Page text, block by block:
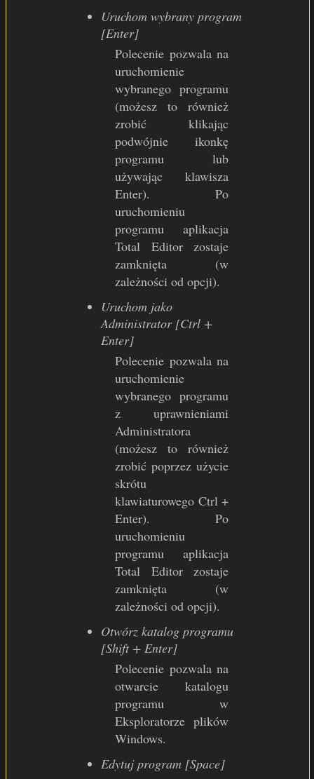
Uruchom wybrany program
[Enter]
Polecenie pozwala na
uruchomienie
wybranego programu
(możesz to również
zrobić klikając
podwójnie ikonkę
programu lub
używając klawisza
Enter). Po
uruchomieniu
programu aplikacja
Total Editor zostaje
zamknięta (w
zależności od opcji).
Uruchom jako
Administrator [Ctrl +
Enter]
Polecenie pozwala na
uruchomienie
wybranego programu
z uprawnieniami
Administratora
(możesz to również
zrobić poprzez użycie
skrótu
klawiaturowego Ctrl +
Enter). Po
uruchomieniu
programu aplikacja
Total Editor zostaje
zamknięta (w
zależności od opcji).
Otwórz katalog programu
[Shift + Enter]
Polecenie pozwala na
otwarcie katalogu
programu w
Eksploratorze plików
Windows.
Edytuj program [Space]